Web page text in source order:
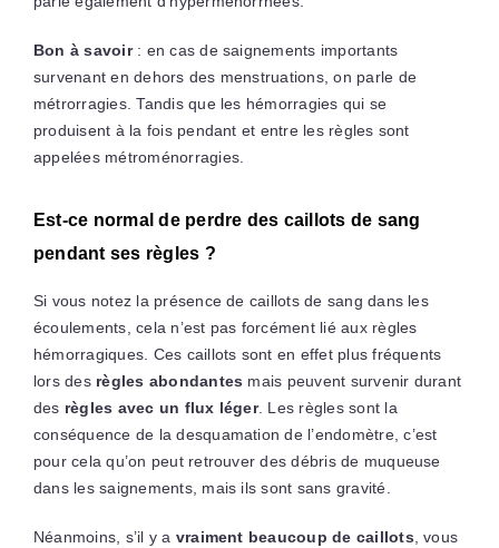
Bon à savoir: en cas de saignements importants
survenant en dehors des menstruations, on parle de
métrorragies. Tandis que les hémorragies qui se
produisent à la fois pendant et entre les règles sont
appelées métroménorragies.
Est-ce normal de perdre des caillots de sang
pendant ses règles ?
Si vous notez la présence de caillots de sang dans les
écoulements, cela n’est pas forcément lié aux règles
hémorragiques. Ces caillots sont en effet plus fréquents
lors des règles abondantes mais peuvent survenir durant
des règles avec un flux léger. Les règles sont la
conséquence de la desquamation de l’endomètre, c’est
pour cela qu’on peut retrouver des débris de muqueuse
dans les saignements, mais ils sont sans gravité.
Néanmoins, s’il y a vraiment beaucoup de caillots , vous